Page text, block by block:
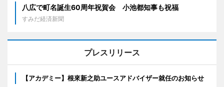
八広で町名誕生60周年祝賀会 小池都知事も祝福
すみだ経済新聞
プレスリリース
【アカデミー】根來新之助ユースアドバイザー就任のお知らせ